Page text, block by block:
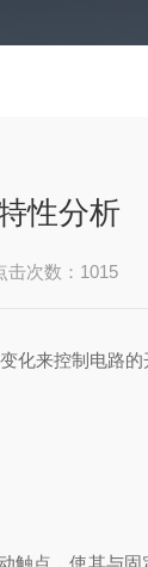
性分析
击次数：1015
来控制电路
点，使其与